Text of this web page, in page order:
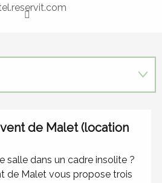
de Malet (location
salle dans un cadre insolite ?
de Malet vous propose trois